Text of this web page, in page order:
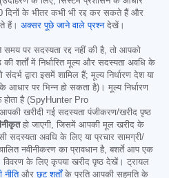
के भीतर कभी भी रद्द कर सकते हैं और
हैं। अक्सर पूछे जाने वाले प्रश्नदेखें।
पर सदस्यता रद्द नहीं की है, तो आपको
शर्तों में निर्धारित मूल्य और सदस्यता अवधि के
द्वारा इसमें शामिल हैं; मूल्य निर्धारण देश या
पर भिन्न हो सकता है)। मूल्य निर्धारण
होता है (SpyHunter Pro
खरीदी गई सदस्यता पंजीकरण/खरीद पृष्ठ
हो जाएगी, जिसमें आपकी मूल खरीद के
अवधि के लिए या प्रचार सामग्री/
नवीनीकरण का प्रावधान है, बशर्ते आप एक
विवरण के लिए कृपया खरीद पृष्ठ देखें। ट्रायल
नीतिऔरछूट शर्तोंके प्रति आपकी सहमति के